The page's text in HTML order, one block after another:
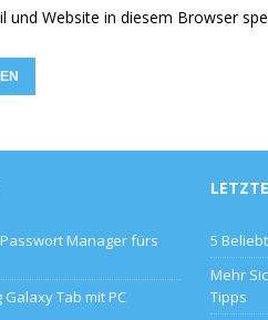
und Website in diesem Browser
Manager fürs
Galaxy Tab mit PC
5
Mehr
Tipps